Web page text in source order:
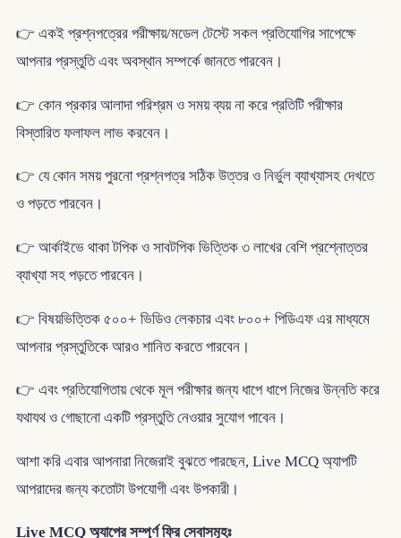
👉 একই প্রশ্নপত্রের পরীক্ষায়/মডেল টেস্টে সকল প্রতিযোগির সাপেক্ষে
আপনার প্রস্তুতি এবং অবস্থান সম্পর্কে জানতে পারবেন।
👉 কোন প্রকার আলাদা পরিশ্রম ও সময় ব্যয় না করে প্রতিটি পরীক্ষার
বিস্তারিত ফলাফল লাভ করবেন।
👉 যে কোন সময় পুরনো প্রশ্নপত্র সঠিক উত্তর ও নির্ভুল ব্যাখ্যাসহ দেখতে
ও পড়তে পারবেন।
👉 আর্কাইভে থাকা টপিক ও সাবটপিক ভিত্তিক ৩ লাখের বেশি প্রশ্নোত্তর
ব্যাখ্যা সহ পড়তে পারবেন।
👉 বিষয়ভিত্তিক ৫০০+ ভিডিও লেকচার এবং ৮০০+ পিডিএফ এর মাধ্যমে
আপনার প্রস্তুতিকে আরও শানিত করতে পারবেন।
👉 এবং প্রতিযোগিতায় থেকে মূল পরীক্ষার জন্য ধাপে ধাপে নিজের উন্নতি করে
যথাযথ ও গোছানো একটি প্রস্তুতি নেওয়ার সুযোগ পাবেন।
আশা করি এবার আপনারা নিজেরাই বুঝতে পারছেন, Live MCQ অ্যাপটি
আপরাদের জন্য কতোটা উপযোগী এবং উপকারী।
Live MCQ অ্যাপের সম্পূর্ণ ফ্রি সেবাসমূহঃ